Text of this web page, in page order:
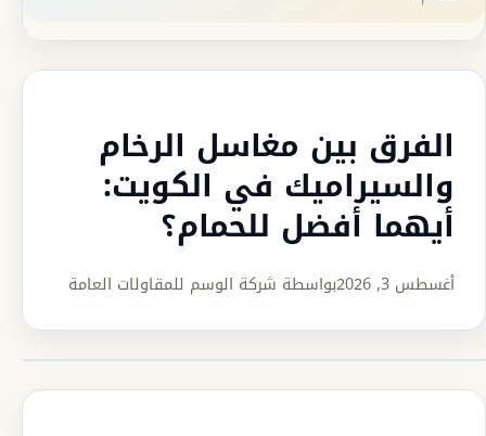
الفرق بين مغاسل الرخام
والسيراميك في الكويت:
أيهما أفضل للحمام؟
أغسطس 3, 2026 بواسطة شركة الوسم للمقاولات العامة